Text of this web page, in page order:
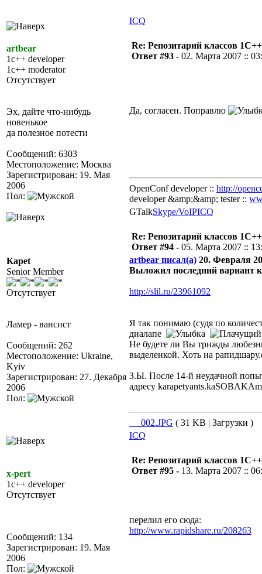
ICQ
artbear
1c++ developer
1c++ moderator
Отсутствует
Эх, дайте что-нибудь
новенькое
да полезное потести
Сообщений: 6303
Местоположение: Москва
Зарегистрирован: 19. Мая
2006
Пол:
Re: Репозитарий классов
Ответ #93 - 02. Марта 2007 ::
Да, согласен. Поправлю
OpenConf developer :: http://
developer &amp;&amp; tester ::
GTalkSkype/VoIPICQ
Kapet
Senior Member
Отсутствует
Ламер - вансист
Сообщений: 262
Местоположение: Ukraine,
Kyiv
Зарегистрирован: 27. Декабря
2006
Пол:
Re: Репозитарий классов
Ответ #94 - 05. Марта 2007 ::
artbear писал(а) 20. Февраля
Выложил последний вариант
http://slil.ru/23961092
Я так понимаю (судя по
диалапе
Не будете ли Вы трижды
выделенкой. Хоть на
З.Ы. После 14-й неудачной
адресу
__002.JPG ( 31 KB | Загрузки )
ICQ
x-pert
1c++ developer
Отсутствует
Сообщений: 134
Зарегистрирован: 19. Мая
2006
Пол:
Re: Репозитарий классов
Ответ #95 - 13. Марта 2007 ::
перелил его сюда:
http://www.rapidshare.ru/208263